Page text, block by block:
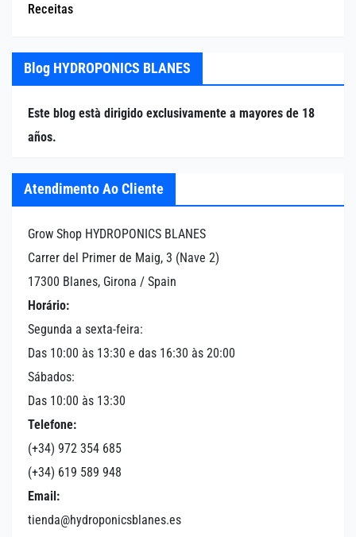
Receitas
Blog HYDROPONICS BLANES
Este blog està dirigido exclusivamente a mayores de 18
años.
Atendimento Ao Cliente
Grow Shop HYDROPONICS BLANES
Carrer del Primer de Maig, 3 (Nave 2)
17300 Blanes, Girona / Spain
Horário:
Segunda a sexta-feira:
Das 10:00 às 13:30 e das 16:30 às 20:00
Sábados:
Das 10:00 às 13:30
Telefone:
(+34) 972 354 685
(+34) 619 589 948
Email:
tienda@hydroponicsblanes.es